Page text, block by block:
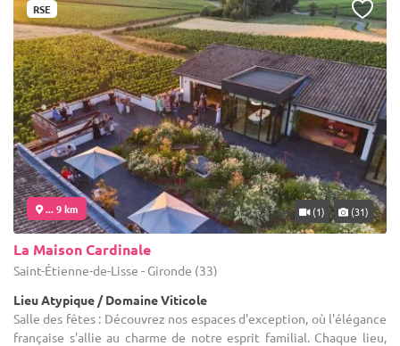
RSE
... 9 km (1) (31)
La Maison Cardinale
Saint-Étienne-de-Lisse - Gironde (33)
Lieu Atypique / Domaine Viticole
Salle des fêtes : Découvrez nos espaces d'exception, où l'élégance
française s'allie au charme de notre esprit familial. Chaque lieu,